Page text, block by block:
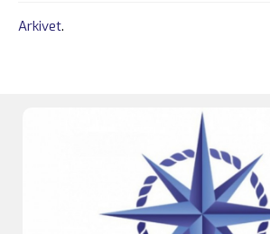
Arkivet.